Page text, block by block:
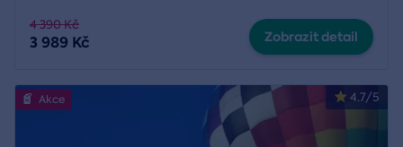
4 390 Kč
3 989 Kč Zobrazit detail
4.7/5
Akce